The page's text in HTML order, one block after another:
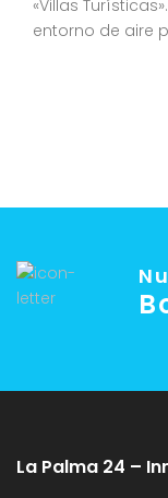
«Villas
entorno de aire
La Palma 24 –